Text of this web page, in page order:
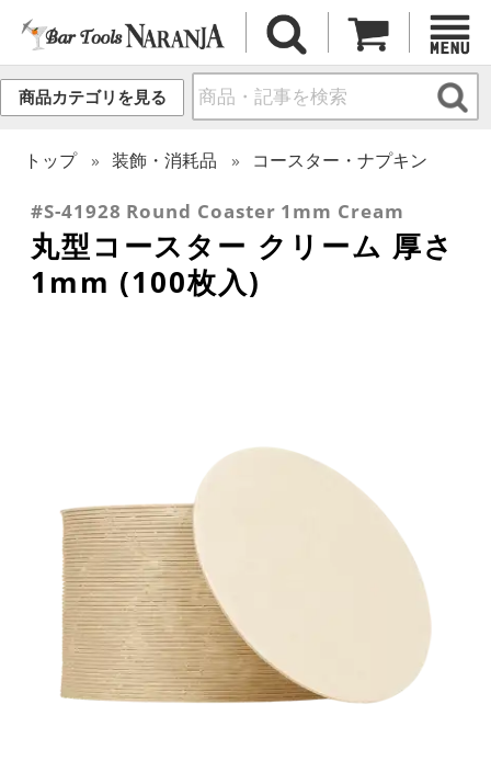
商品カテゴリを見る
トップ 装飾・消耗品 コースター・ナプキン
#S-41928 Round Coaster 1mm Cream
丸型コースター クリーム 厚さ
1mm (100枚入)